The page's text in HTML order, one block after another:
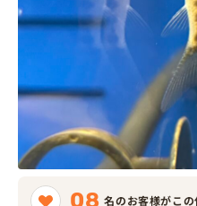
08 名のお客様がこの